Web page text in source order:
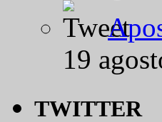
19
TWITTER